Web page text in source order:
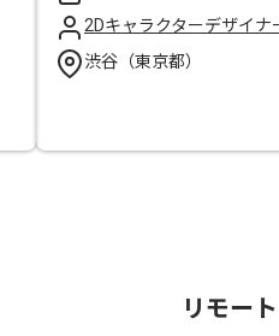
2Dキャラクターデザイナ
渋谷（東京都）
リモー